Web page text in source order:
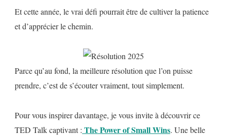
Et cette année, le vrai défi pourrait être de cultiver la patience
et d’apprécier le chemin.
Parce qu’au fond, la meilleure résolution que l’on puisse
prendre, c’est de s’écouter vraiment, tout simplement.
Pour vous inspirer davantage, je vous invite à découvrir ce
TED Talk captivant : The Power of Small Wins. Une belle